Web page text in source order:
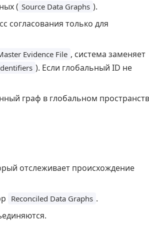
( Source Data Graphs ).
согласования только для
Evidence File , система заменяет
). Если глобальный ID не
граф в глобальном
отслеживает происхождение
Reconciled Data Graphs .